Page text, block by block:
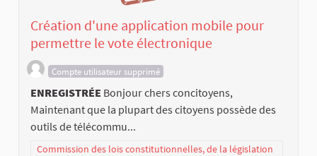
Création d'une application mobile pour
permettre le vote électronique
Compte utilisateur supprimé
ENREGISTRÉE Bonjour chers concitoyens,
Maintenant que la plupart des citoyens possède des
outils de télécommu...
Commission des lois constitutionnelles, de la législation